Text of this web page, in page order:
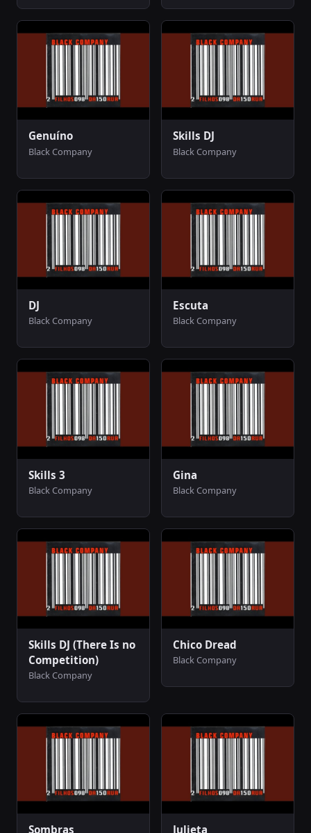
Genuíno
Black Company
Skills DJ
Black Company
DJ
Black Company
Escuta
Black Company
Skills 3
Black Company
Gina
Black Company
Skills DJ (There Is no
Competition)
Black Company
Chico Dread
Black Company
Sombras Julieta